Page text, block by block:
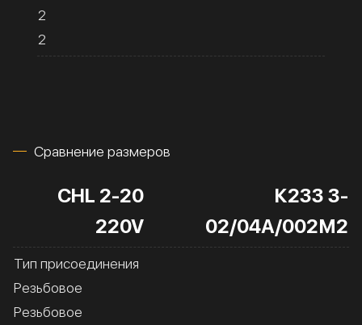
2
2
Сравнение размеров
CHL 2-20
220V
К233 3-
02/04А/002М2
Тип присоединения
Резьбовое
Резьбовое